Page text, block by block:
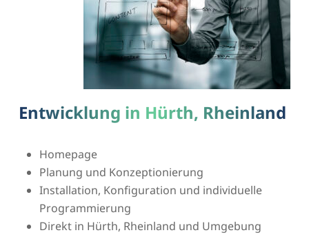
Entwicklung in Hürth, Rheinland
Homepage
Planung und Konzeptionierung
Installation, Konfiguration und individuelle
Programmierung
Direkt in Hürth, Rheinland und Umgebung